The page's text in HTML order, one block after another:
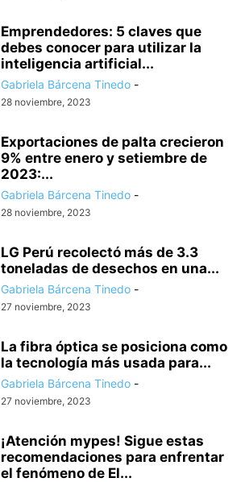
Emprendedores: 5 claves que
debes conocer para utilizar la
inteligencia artificial...
Gabriela Bárcena Tinedo -
28 noviembre, 2023
Exportaciones de palta crecieron
9% entre enero y setiembre de
2023:...
Gabriela Bárcena Tinedo -
28 noviembre, 2023
LG Perú recolectó más de 3.3
toneladas de desechos en una...
Gabriela Bárcena Tinedo -
27 noviembre, 2023
La fibra óptica se posiciona como
la tecnología más usada para...
Gabriela Bárcena Tinedo -
27 noviembre, 2023
¡Atención mypes! Sigue estas
recomendaciones para enfrentar
el fenómeno de El...